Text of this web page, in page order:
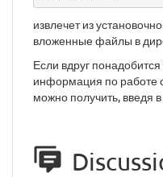
извлечет из
вложенные файлы в
Если вдруг
информация по работе
можно получить, введя